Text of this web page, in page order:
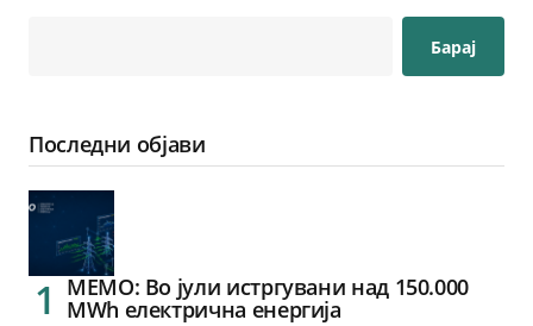
Барај
Последни објави
МЕМО: Во јули истргувани над 150.000
MWh електрична енергија